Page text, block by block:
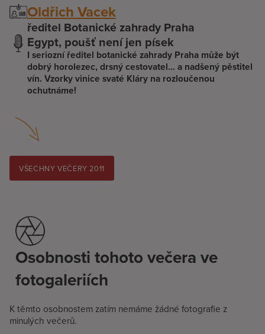
Oldřich Vacek
ředitel Botanické zahrady Praha
Egypt, poušť není jen písek
I seriozní ředitel botanické zahrady Praha může být
dobrý horolezec, drsný cestovatel… a nadšený pěstitel
vín. Vzorky vinice svaté Kláry na rozloučenou
ochutnáme!
VŠECHNY VEČERY 2011
Osobnosti tohoto večera ve
fotogaleriích
K těmto osobnostem zatím nemáme žádné fotografie z
minulých večerů.